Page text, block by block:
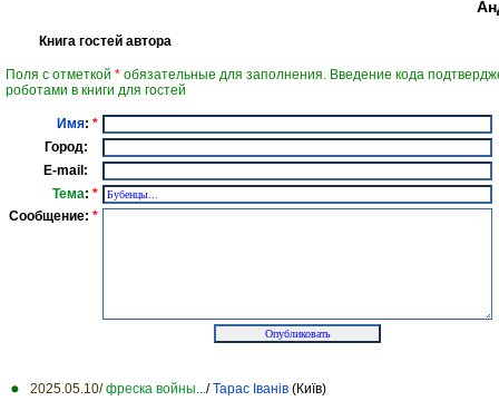
Книга гостей автора
Поля с отметкой * обязательные для заполнения. Введение кода
роботами в книги для гостей
Имя: *
Город:
E-mail:
Тема: *
Сообщение: *
2025.05.10/ фреска войны.../Тарас Іванів (Київ)